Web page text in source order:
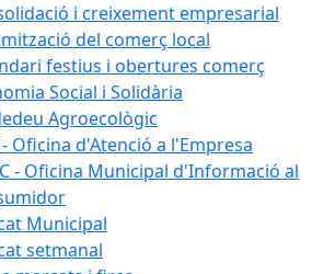
i creixement empresarial
del comerç local
festius i obertures comerç
Social i Solidària
Agroecològic
- Oficina d'Atenció a l'Empresa
- Oficina Municipal d'Informació al
Municipal
setmanal